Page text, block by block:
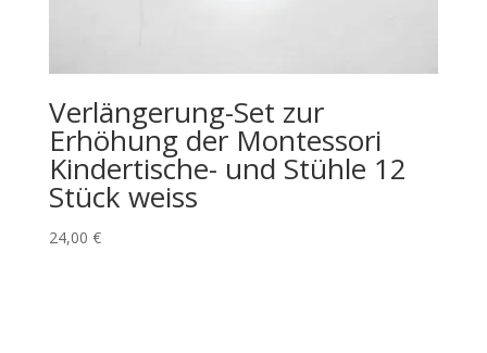
Verlängerung-Set zur
Erhöhung der Montessori
Kindertische- und Stühle 12
Stück weiss
24,00 €